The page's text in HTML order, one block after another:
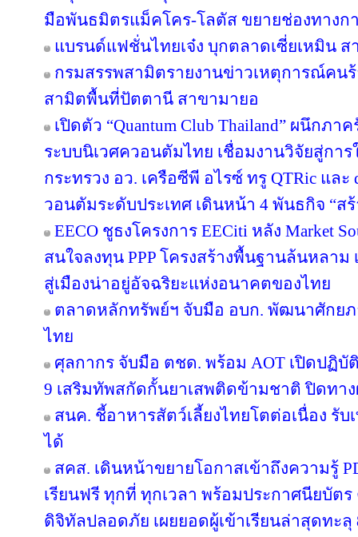
มือพันธมิตรแม็คโคร-โลตัส ขยายช่องทางก
แบรนด์แฟชั่นไทยเจ๋ง บุกตลาดเซี่ยเหมิน
กรมสรรพสามิตรายงานข่าวเหตุการณ์คน
สามิตพื้นที่ปัตตานี สาขามายอ
เปิดตัว “Quantum Club Thailand” ผนึกภ
ระบบนิเวศควอนตัมไทย เชื่อมงานวิจัยสู่กา
กระทรวง อว. เครือซีพี อไรซ์ ทรู QTRic แล
วอนตัมระดับประเทศ เดินหน้า 4 พันธกิจ “สร้
EECO ชูธงโครงการ EECiti หลัง Market
สนใจลงทุน PPP โครงสร้างพื้นฐานล้นหลา
สู่เมืองน่าอยู่อัจฉริยะแห่งอนาคตของไทย
ตลาดหลักทรัพย์ฯ จับมือ อบก. พัฒนาศักย
ไทย
ศุลกากร จับมือ ตชด. พร้อม AOT เปิดปฏิบัติ
9 เสริมทัพสกัดกั้นยาเสพติดข้ามชาติ ปิดท
สนค. ชี้อาหารสัตว์เลี้ยงไทยโตต่อเนื่อง รั
ได้
สคส. เดินหน้าขยายโอกาสเข้าถึงความรู้
เรียนฟรี ทุกที่ ทุกเวลา พร้อมประกาศนียบั
ดิจิทัลปลอดภัย เผยยอดผู้เข้าเรียนล่าสุดทะ